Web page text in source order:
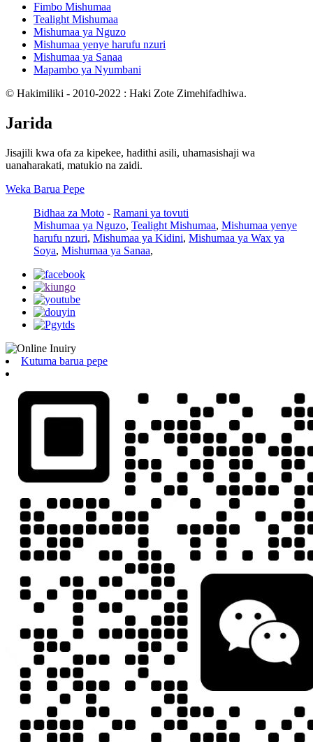
Fimbo Mishumaa
Tealight Mishumaa
Mishumaa ya Nguzo
Mishumaa yenye harufu nzuri
Mishumaa ya Sanaa
Mapambo ya Nyumbani
© Hakimiliki - 2010-2022 : Haki Zote Zimehifadhiwa.
Jarida
Jisajili kwa ofa za kipekee, hadithi asili, uhamasishaji wa
uanaharakati, matukio na zaidi.
Weka Barua Pepe
Bidhaa za Moto - Ramani ya tovuti
Mishumaa ya Nguzo, Tealight Mishumaa, Mishumaa yenye
harufu nzuri, Mishumaa ya Kidini, Mishumaa ya Wax ya
Soya, Mishumaa ya Sanaa,
Kutuma barua pepe